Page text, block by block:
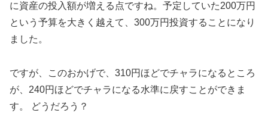
に資産の投入額が増える点ですね。予定していた200万円
という予算を大きく越えて、300万円投資することになり
ました。
ですが、このおかげで、310円ほどでチャラになるところ
が、240円ほどでチャラになる水準に戻すことができま
す。 どうだろう？